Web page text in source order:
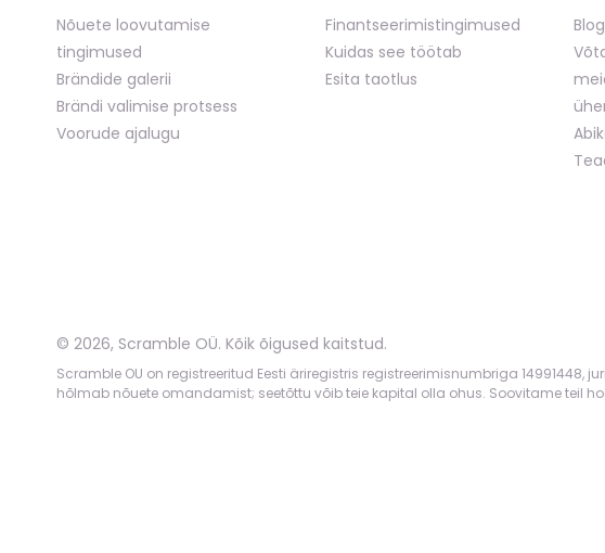
Nõuete loovutamise
tingimused
Brändide galerii
Brändi valimise protsess
Voorude ajalugu
Finantseerimistingimused
Kuidas see töötab
Esita taotlus
© 2026, Scramble OÜ. Kõik õigused kaitstud.
Scramble OU on registreeritud Eesti äriregistris registreerimisnumbriga 14991448,
hõlmab nõuete omandamist; seetõttu võib teie kapital olla ohus. Soovitame teil